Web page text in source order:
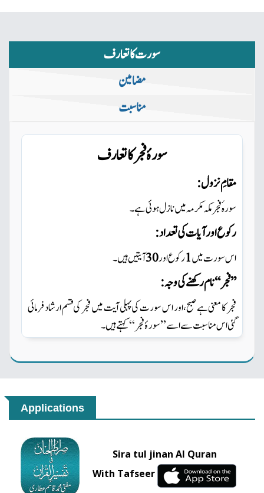
سورت کا تعارف
مضامین
مناسبت
سورۂ فجر کاتعارف
مقامِ نزول:
سورہ ٔفجر مکہ مکرمہ میںنازل ہوئی ہے ۔
رکوع اور آیات کی تعداد:
اس سورت میں1رکوعاور30آیتیںہیں ۔
’’فجر ‘‘نام رکھنے کی وجہ :
فجر کا معنی ہے صبح،اور اس سورت کی پہلی آیت میںفجر کی قسم ارشاد فرمائی
گئی اس مناسبت سے اسے ’’سورۂ فجر‘‘ کہتے ہیں ۔
Applications
Sira tul jinan Al Quran
With Tafseer